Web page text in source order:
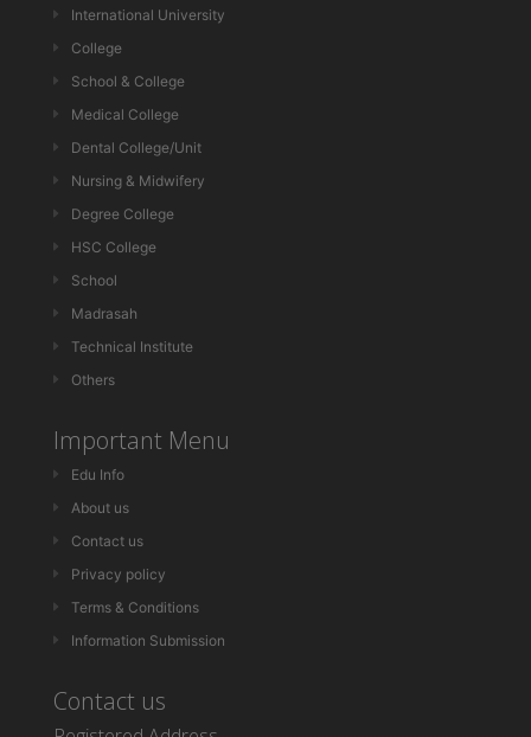
International University
College
School & College
Medical College
Dental College/Unit
Nursing & Midwifery
Degree College
HSC College
School
Madrasah
Technical Institute
Others
Important Menu
Edu Info
About us
Contact us
Privacy policy
Terms & Conditions
Information Submission
Contact us